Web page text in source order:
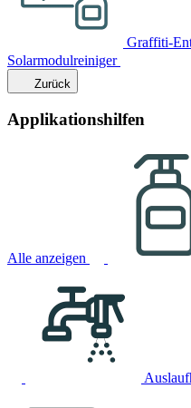
Graffiti-
Solarmodulreiniger
Zurück
Applikationshilfen
Alle anzeigen